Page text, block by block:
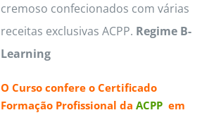
cremoso confecionados com várias
receitas exclusivas ACPP. Regime B-
Learning
O Curso confere o Certificado
Formação Profissional da ACPPem